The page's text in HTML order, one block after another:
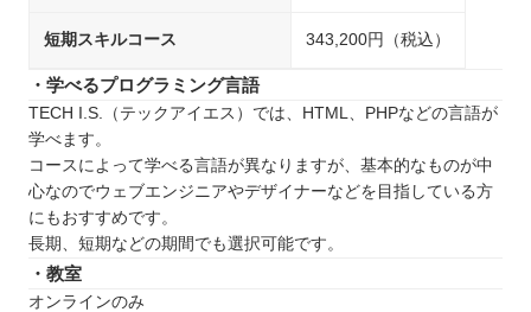
短期スキルコース 343,200円（税込）
・学べるプログラミング言語
TECH I.S.（テックアイエス）では、HTML、PHPなどの言語が
学べます。
コースによって学べる言語が異なりますが、基本的なものが中
心なのでウェブエンジニアやデザイナーなどを目指している方
にもおすすめです。
長期、短期などの期間でも選択可能です。
・教室
オンラインのみ